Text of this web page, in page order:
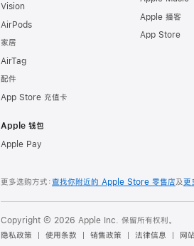
Vision
AirPods
家居
AirTag
配件
App Store 充值卡
Apple 钱包
Apple Pay
Apple 播客
App Store
更多选购方式：查找你附近的 Apple Store 零售店及更
Copyright © 2026 Apple Inc. 保留所有权利。
隐私政策
使用条款 销售政策 法律信息 网